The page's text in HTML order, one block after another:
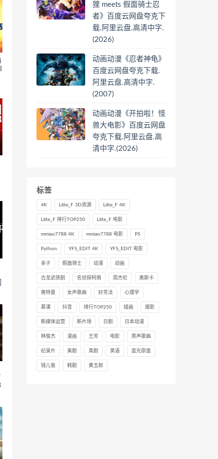
狸 meets 假面骑士忍
者》百度云网盘夸克下
载.阿里云盘.高清中字.
(2026)
动画动漫《忍者神龟》
百度云网盘夸克下载.
阿里云盘.高清中字.
(2007)
动画动漫《开拍啦！怪
兽大电影》百度云网盘
夸克下载.阿里云盘.高
清中字.(2026)
标签
4K Litte_F 3D资源 Litte_F 4K
Litte_F 排行TOP250 Litte_F 电影
mmiao7788 4K mmiao7788 电影 PS
Python YFS_EDIT 4K YFS_EDIT 电影
亲子 假面骑士 动漫 动画
古龙武侠剧 名侦探柯南 周杰伦 奥斯卡
奥特曼 女声歌曲 好芳法 心理学
慕课 抖音 排行TOP250 插画 摄影
新媒体运营 新片场 日剧 日本动漫
林俊杰 漫画 王芳 电影 男声歌曲
纪录片 美剧 英剧 英语 蓝光原盘
钱儿爸 韩剧 黄玉郎